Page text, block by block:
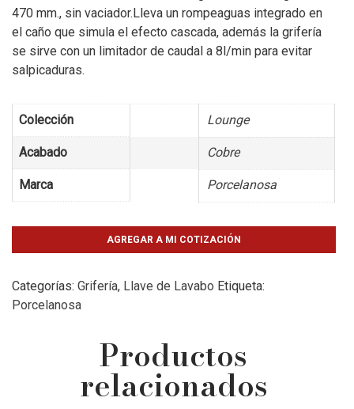
470 mm., sin vaciador.Lleva un rompeaguas integrado en
el caño que simula el efecto cascada, además la grifería
se sirve con un limitador de caudal a 8l/min para evitar
salpicaduras.
Colección Lounge
Acabado Cobre
Marca Porcelanosa
AGREGAR A MI COTIZACIÓN
Categorías: Grifería, Llave de Lavabo Etiqueta:
Porcelanosa
Productos
relacionados